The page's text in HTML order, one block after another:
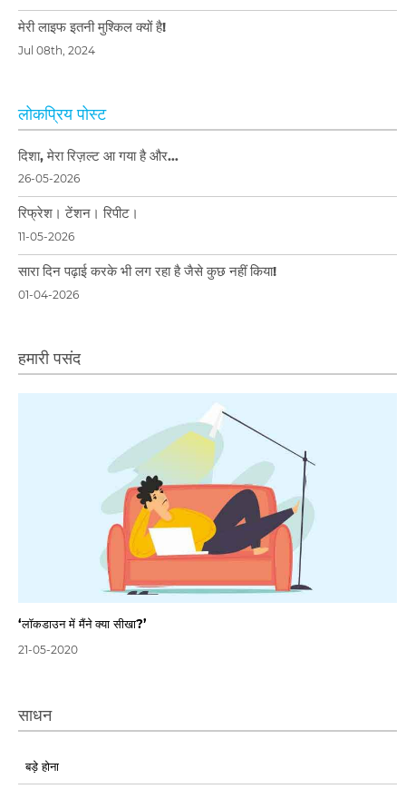
मेरी लाइफ इतनी मुश्किल क्यों है!
Jul 08th, 2024
लोकप्रिय पोस्ट
दिशा, मेरा रिज़ल्ट आ गया है और…
26-05-2026
रिफ्रेश। टेंशन। रिपीट।
11-05-2026
सारा दिन पढ़ाई करके भी लग रहा है जैसे कुछ नहीं किया!
01-04-2026
हमारी पसंद
‘लॉकडाउन में मैंने क्या सीखा?’
21-05-2020
साधन
बड़े होना